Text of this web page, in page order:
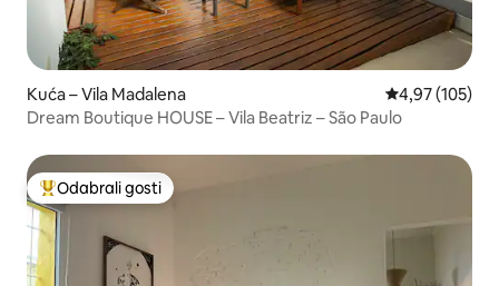
Kuća – Vila Madalena Prosječna
4,97 (105)
Dream Boutique HOUSE – Vila Beatriz – São Paulo
Među najviše rangiranima s oznakom „Odabrali gosti”
Odabrali gosti